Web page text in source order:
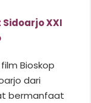
XXI
Bioskop
dari
bermanfaat